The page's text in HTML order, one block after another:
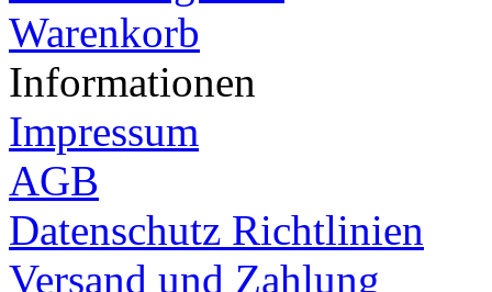
Warenkorb
Informationen
Impressum
AGB
Datenschutz Richtlinien
Versand und Zahlung